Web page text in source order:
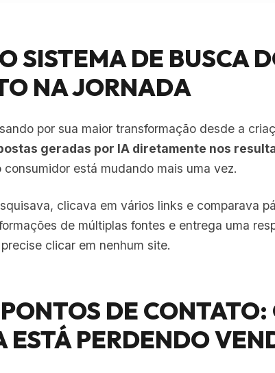
SISTEMA DE BUSCA
NA JORNADA
por sua maior transformação desde a
geradas por IA diretamente nos
está mudando mais uma vez.
clicava em vários links e comparava
de múltiplas fontes e entrega uma
clicar em nenhum site.
DE
ESTÁ PERDENDO